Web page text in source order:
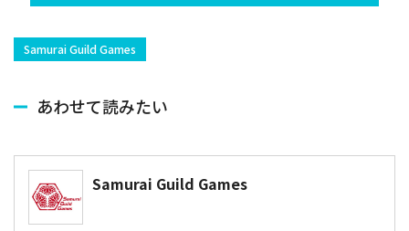
Samurai Guild Games
あわせて読みたい
Samurai Guild Games